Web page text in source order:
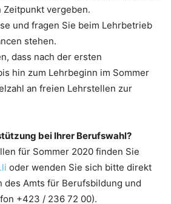
Zeitpunkt vergeben.
und fragen Sie beim Lehrbetrieb
stehen.
dass nach der ersten
hin zum Lehrbeginn im Sommer
an freien Lehrstellen zur
bei Ihrer Berufswahl?
für Sommer 2020 finden Sie
oder wenden Sie sich bitte direkt
des Amts für Berufsbildung und
+423 / 236 72 00).